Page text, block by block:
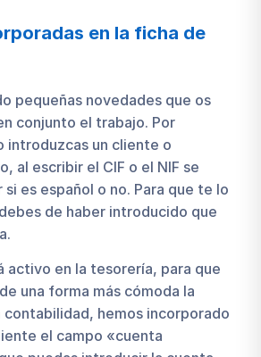
en la ficha de
pequeñas novedades que os
conjunto el trabajo. Por
introduzcas un cliente o
al escribir el CIF o el NIF se
es español o no. Para que te lo
de haber introducido que
activo en la tesorería, para que
una forma más cómoda la
hemos incorporado
el campo «cuenta